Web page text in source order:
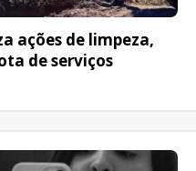
ações de limpeza,
de serviços